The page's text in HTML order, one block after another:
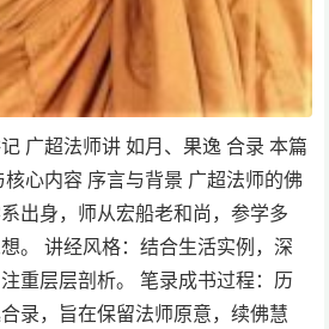
广超法师讲 如月、果逸 合录 本篇
心内容 序言与背景 广超法师的佛
出身，师从宏船老和尚，参学多
。 讲经风格：结合生活实例，深
重层层剖析。 笔录成书过程：历
录，旨在保留法师原意，续佛慧